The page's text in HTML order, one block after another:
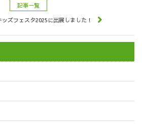
記事一覧
ズフェスタ2025に出展しました！